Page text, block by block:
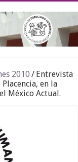
2010 / Entrevista
en la
México Actual.